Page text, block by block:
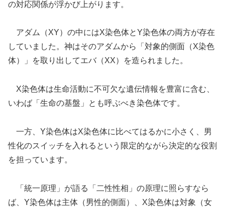
の対応関係が浮かび上がります。
アダム（XY）の中にはX染色体とY染色体の両方が存在
していました。神はそのアダムから「対象的側面（X染色
体）」を取り出してエバ（XX）を造られました。
X染色体は生命活動に不可欠な遺伝情報を豊富に含む、
いわば「生命の基盤」とも呼ぶべき染色体です。
一方、Y染色体はX染色体に比べてはるかに小さく、男
性化のスイッチを入れるという限定的ながら決定的な役割
を担っています。
「統一原理」が語る「二性性相」の原理に照らすなら
ば、Y染色体は主体（男性的側面）、X染色体は対象（女